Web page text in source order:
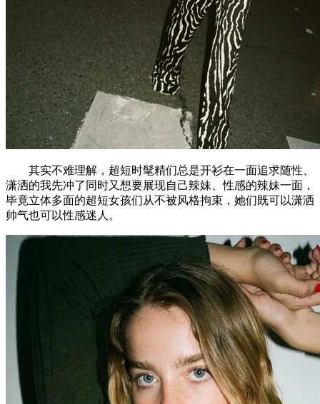
其实不难理解，超短时髦精们总是开衫在一面追求随性、
潇洒的我先冲了同时又想要展现自己辣妹、性感的辣妹一面，
毕竟立体多面的超短女孩们从不被风格拘束，她们既可以潇洒
帅气也可以性感迷人。